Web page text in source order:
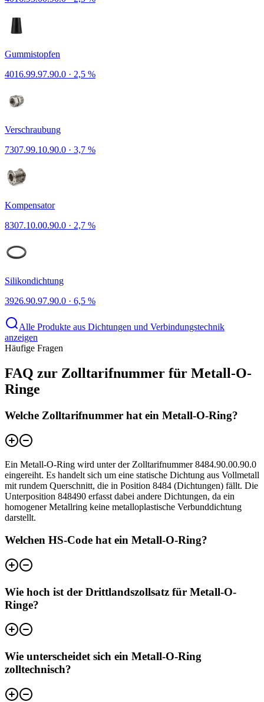
Gummistopfen
4016.99.97.90.0 · 2,5 %
Verschraubung
7307.99.10.90.0 · 3,7 %
Kompensator
8307.10.00.90.0 · 2,7 %
Silikondichtung
3926.90.97.90.0 · 6,5 %
Alle Produkte aus Dichtungen und Verbindungstechnik
anzeigen
Häufige Fragen
FAQ zur Zolltarifnummer für Metall-O-
Ringe
Welche Zolltarifnummer hat ein Metall-O-Ring?
Ein Metall-O-Ring wird unter der Zolltarifnummer 8484.90.00.90.0
eingereiht. Es handelt sich um eine statische Dichtung aus Vollmetall
mit rundem Querschnitt, die in Position 8484 (Dichtungen) fällt. Die
Unterposition 848490 erfasst dabei andere Dichtungen, da ein
homogener Metallring keine metalloplastische Verbunddichtung
darstellt.
Welchen HS-Code hat ein Metall-O-Ring?
Wie hoch ist der Drittlandszollsatz für Metall-O-
Ringe?
Wie unterscheidet sich ein Metall-O-Ring
zolltechnisch?